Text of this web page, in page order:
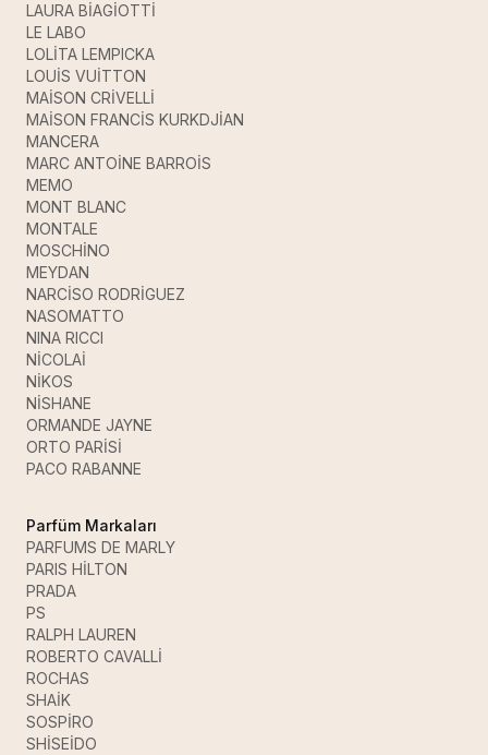
LAURA BİAGİOTTİ
LE LABO
LOLİTA LEMPICKA
LOUİS VUİTTON
MAİSON CRİVELLİ
MAİSON FRANCİS KURKDJİAN
MANCERA
MARC ANTOİNE BARROİS
MEMO
MONT BLANC
MONTALE
MOSCHİNO
MEYDAN
NARCİSO RODRİGUEZ
NASOMATTO
NINA RICCI
NİCOLAİ
NİKOS
NİSHANE
ORMANDE JAYNE
ORTO PARİSİ
PACO RABANNE
Parfüm Markaları
PARFUMS DE MARLY
PARIS HİLTON
PRADA
PS
RALPH LAUREN
ROBERTO CAVALLİ
ROCHAS
SHAİK
SOSPİRO
SHİSEİDO